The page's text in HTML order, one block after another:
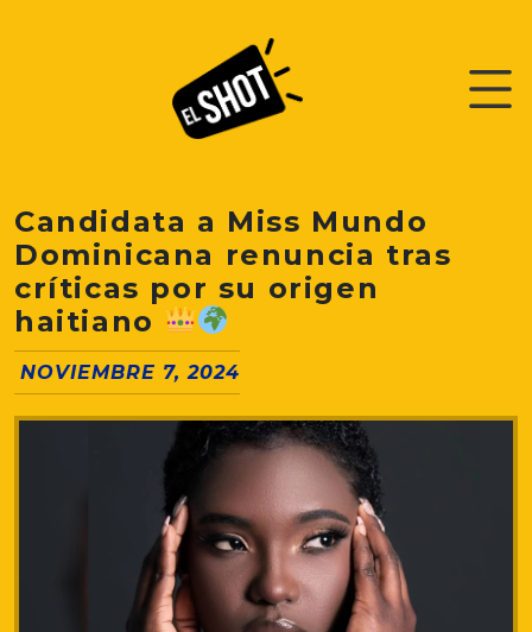
Candidata a Miss Mundo
Dominicana renuncia tras
críticas por su origen
haitiano
NOVIEMBRE 7, 2024